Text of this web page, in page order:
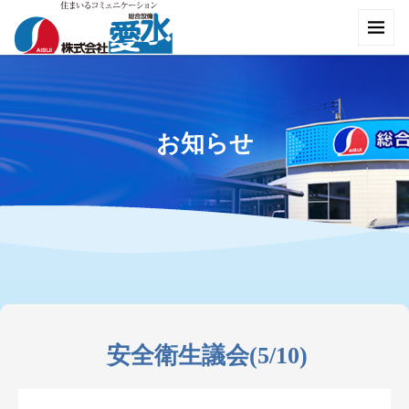
お知らせ
安全衛生議会(5/10)